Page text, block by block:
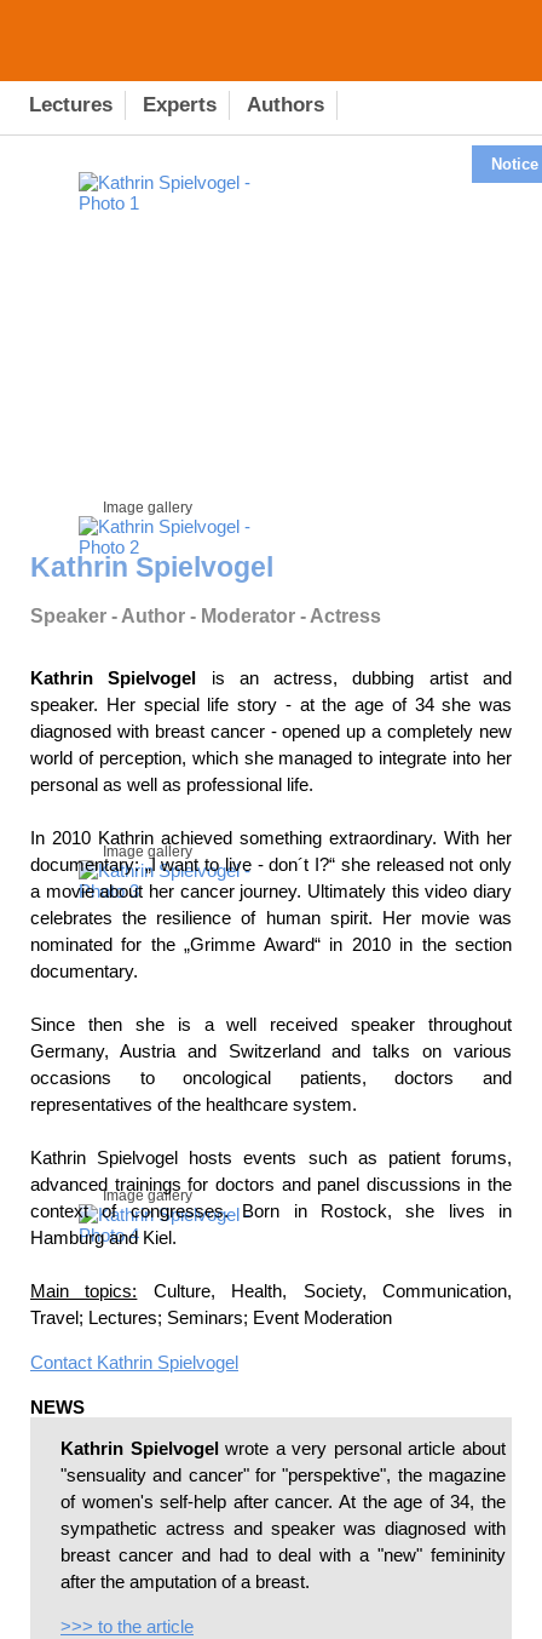
Lectures Experts Authors
Image gallery
Image gallery
Image gallery
Image gallery
Kathrin Spielvogel
Notice
Speaker - Author - Moderator - Actress
Kathrin Spielvogel is an actress, dubbing artist and
speaker. Her special life story - at the age of 34 she was
diagnosed with breast cancer - opened up a completely new
world of perception, which she managed to integrate into her
personal as well as professional life.
In 2010 Kathrin achieved something extraordinary. With her
documentary: „I want to live - don´t I?“ she released not only
a movie about her cancer journey. Ultimately this video diary
celebrates the resilience of human spirit. Her movie was
nominated for the „Grimme Award“ in 2010 in the section
documentary.
Since then she is a well received speaker throughout
Germany, Austria and Switzerland and talks on various
occasions to oncological patients, doctors and
representatives of the healthcare system.
Kathrin Spielvogel hosts events such as patient forums,
advanced trainings for doctors and panel discussions in the
context of congresses. Born in Rostock, she lives in
Hamburg and Kiel.
Main topics: Culture, Health, Society, Communication,
Travel; Lectures; Seminars; Event Moderation
Contact Kathrin Spielvogel
NEWS
Kathrin Spielvogelwrote a very personal article about
"sensuality and cancer" for "perspektive", the magazine
of women's self-help after cancer. At the age of 34, the
sympathetic actress and speaker was diagnosed with
breast cancer and had to deal with a "new" femininity
after the amputation of a breast.
>>> to the article